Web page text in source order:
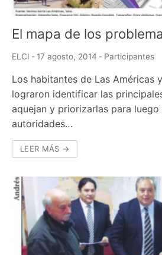
El mapa de los
ELCI - 17 agosto, 2014 - Participantes
Los habitantes de Las Américas
lograron identificar las
aquejan y priorizarlas para luego
autoridades…
LEER MÁS →